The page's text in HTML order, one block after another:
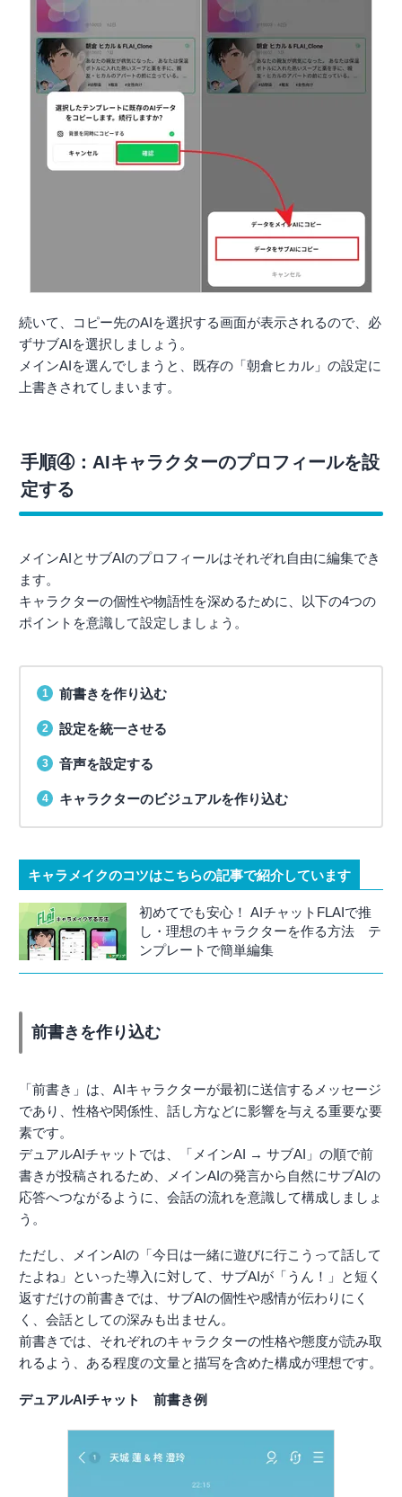
続いて、コピー先のAIを選択する画面が表示されるので、必
ずサブAIを選択しましょう。
メインAIを選んでしまうと、既存の「朝倉ヒカル」の設定に
上書きされてしまいます。
手順④：AIキャラクターのプロフィールを設
定する
メインAIとサブAIのプロフィールはそれぞれ自由に編集でき
ます。
キャラクターの個性や物語性を深めるために、以下の4つの
ポイントを意識して設定しましょう。
前書きを作り込む
設定を統一させる
音声を設定する
キャラクターのビジュアルを作り込む
キャラメイクのコツはこちらの記事で紹介しています
初めてでも安心！ AIチャットFLAIで推
し・理想のキャラクターを作る方法 テ
ンプレートで簡単編集
前書きを作り込む
「前書き」は、AIキャラクターが最初に送信するメッセージ
であり、性格や関係性、話し方などに影響を与える重要な要
素です。
デュアルAIチャットでは、「メインAI → サブAI」の順で前
書きが投稿されるため、メインAIの発言から自然にサブAIの
応答へつながるように、会話の流れを意識して構成しましょ
う。
ただし、メインAIの「今日は一緒に遊びに行こうって話して
たよね」といった導入に対して、サブAIが「うん！」と短く
返すだけの前書きでは、サブAIの個性や感情が伝わりにく
く、会話としての深みも出ません。
前書きでは、それぞれのキャラクターの性格や態度が読み取
れるよう、ある程度の文量と描写を含めた構成が理想です。
デュアルAIチャット 前書き例